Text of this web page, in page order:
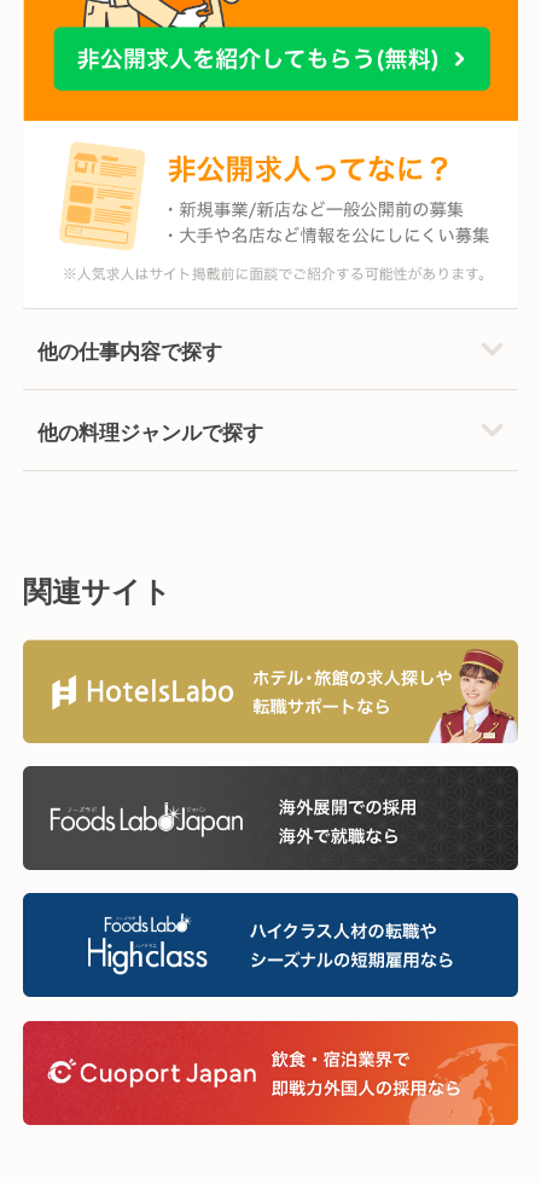
他の仕事内容で探す
他の料理ジャンルで探す
関連サイト